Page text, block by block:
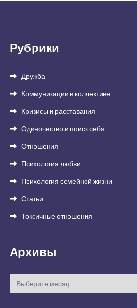
Рубрики
Дружба
Коммуникации в коллективе
Кризисы и расставания
Одиночество и поиск себя
Отношения
Психология любви
Психология семейной жизни
Статьи
Токсичные отношения
Архивы
Архивы